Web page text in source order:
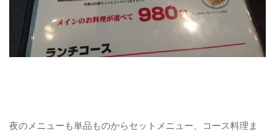
夜のメニューも単品ものからセットメニュー、コース料理ま